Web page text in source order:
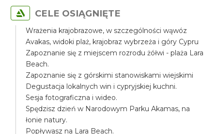
CELE OSIĄGNIĘTE
Wrażenia krajobrazowe, w szczególności wąwóz
Avakas, widoki plaż, krajobraz wybrzeża i góry Cypru
Zapoznanie się z miejscem rozrodu żółwi - plaża Lara
Beach.
Zapoznanie się z górskimi stanowiskami wiejskimi
Degustacja lokalnych win i cypryjskiej kuchni.
Sesja fotograficzna i wideo.
Spędzisz dzień w Narodowym Parku Akamas, na
łonie natury.
Popływasz na Lara Beach.